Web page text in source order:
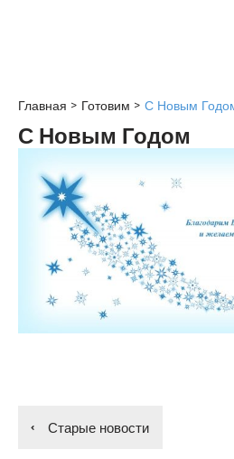
Главная > Готовим > С Новым
С Новым Годом
Старые новости